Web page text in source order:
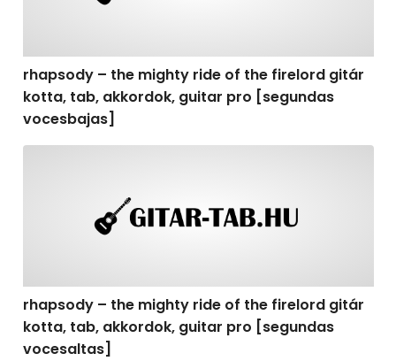
rhapsody – the mighty ride of the firelord gitár
kotta, tab, akkordok, guitar pro [segundas
vocesbajas]
rhapsody – the mighty ride of the firelord gitár
kotta, tab, akkordok, guitar pro [segundas
vocesaltas]